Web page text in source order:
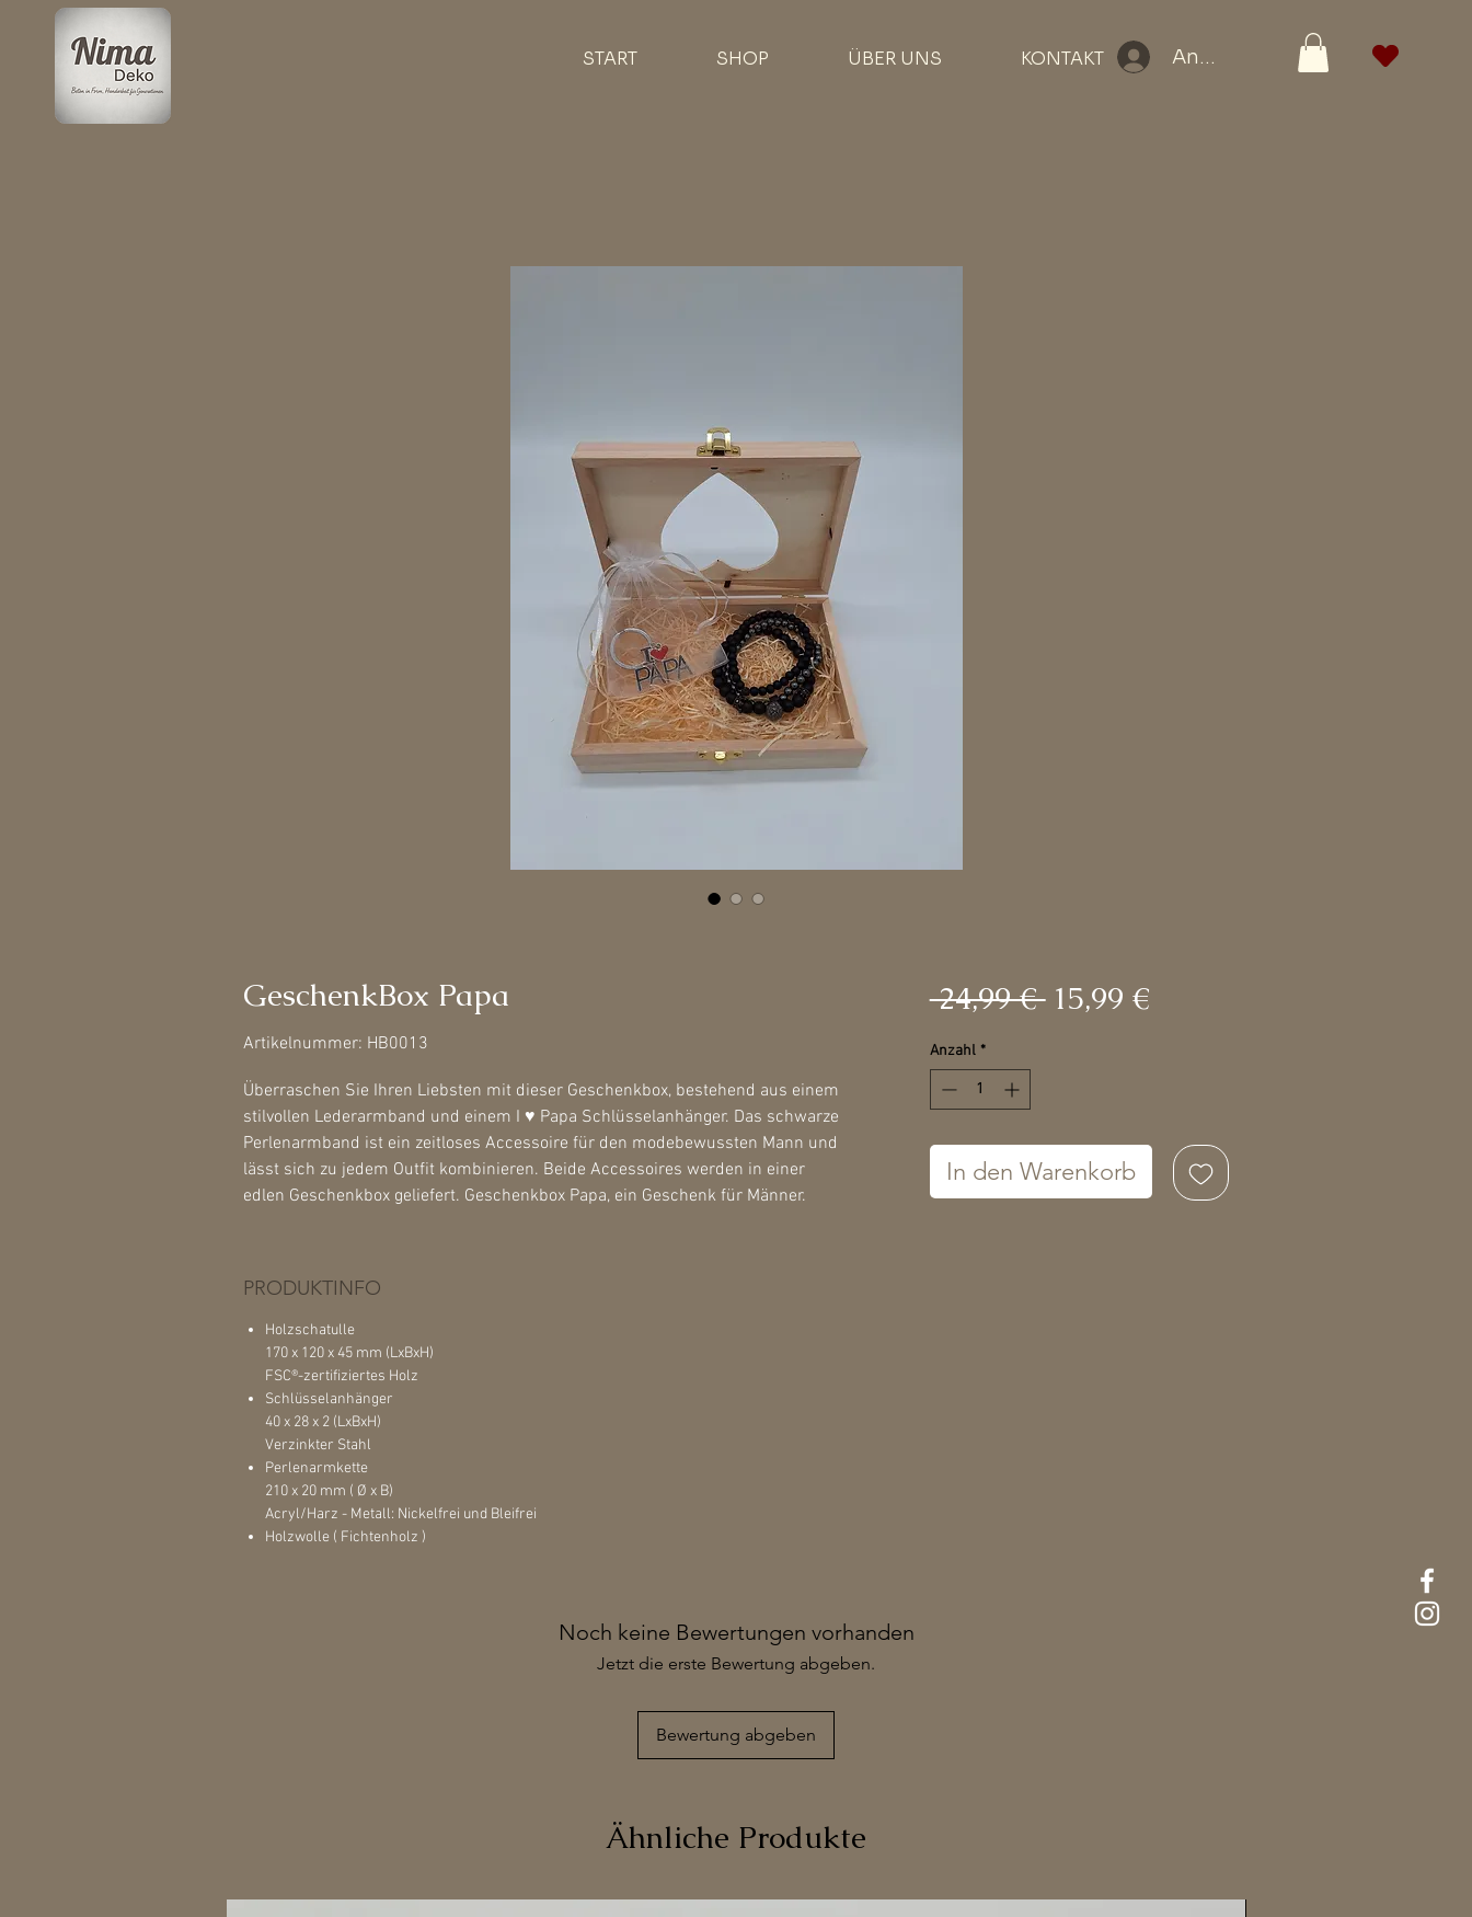
START SHOP ÜBER UNS KONTAKT Anmelden
GeschenkBox Papa
Artikelnummer: HB0013
Überraschen Sie Ihren Liebsten mit dieser Geschenkbox, bestehend aus einem
stilvollen Lederarmband und einem I ♥ Papa Schlüsselanhänger. Das schwarze
Perlenarmband ist ein zeitloses Accessoire für den modebewussten Mann und
lässt sich zu jedem Outfit kombinieren. Beide Accessoires werden in einer
edlen Geschenkbox geliefert. Geschenkbox Papa, ein Geschenk für Männer.
PRODUKTINFO
Holzschatulle
170 x 120 x 45 mm (LxBxH)
FSC®-zertifiziertes Holz
Schlüsselanhänger
40 x 28 x 2 (LxBxH)
Verzinkter Stahl
Perlenarmkette
210 x 20 mm ( Ø x B)
Acryl/Harz - Metall: Nickelfrei und Bleifrei
Holzwolle ( Fichtenholz )
24,99 € Standardpreis
15,99 €Sale-
Anzahl *
In den Warenkorb
Noch keine Bewertungen vorhanden
Jetzt die erste Bewertung abgeben.
Bewertung abgeben
Ähnliche Produkte